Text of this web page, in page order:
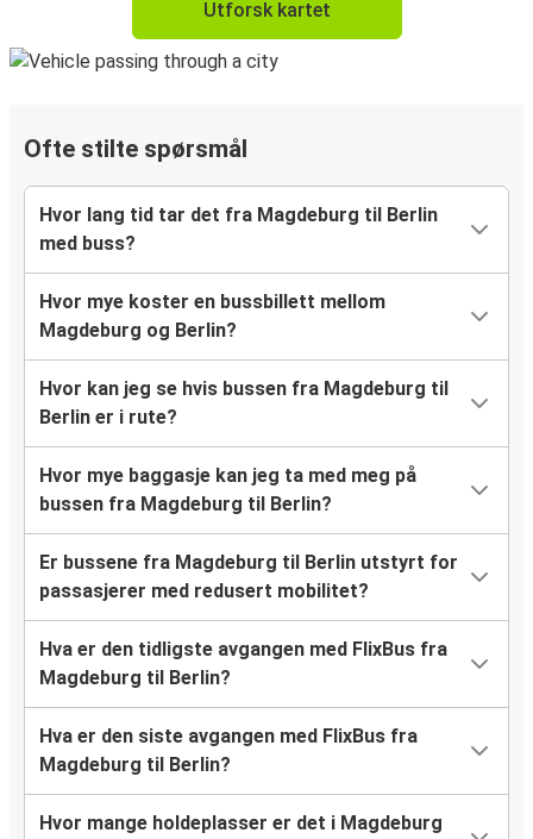
Utforsk kartet
Ofte stilte spørsmål
Hvor lang tid tar det fra Magdeburg til Berlin
med buss?
Hvor mye koster en bussbillett mellom
Magdeburg og Berlin?
Hvor kan jeg se hvis bussen fra Magdeburg til
Berlin er i rute?
Hvor mye baggasje kan jeg ta med meg på
bussen fra Magdeburg til Berlin?
Er bussene fra Magdeburg til Berlin utstyrt for
passasjerer med redusert mobilitet?
Hva er den tidligste avgangen med FlixBus fra
Magdeburg til Berlin?
Hva er den siste avgangen med FlixBus fra
Magdeburg til Berlin?
Hvor mange holdeplasser er det i Magdeburg